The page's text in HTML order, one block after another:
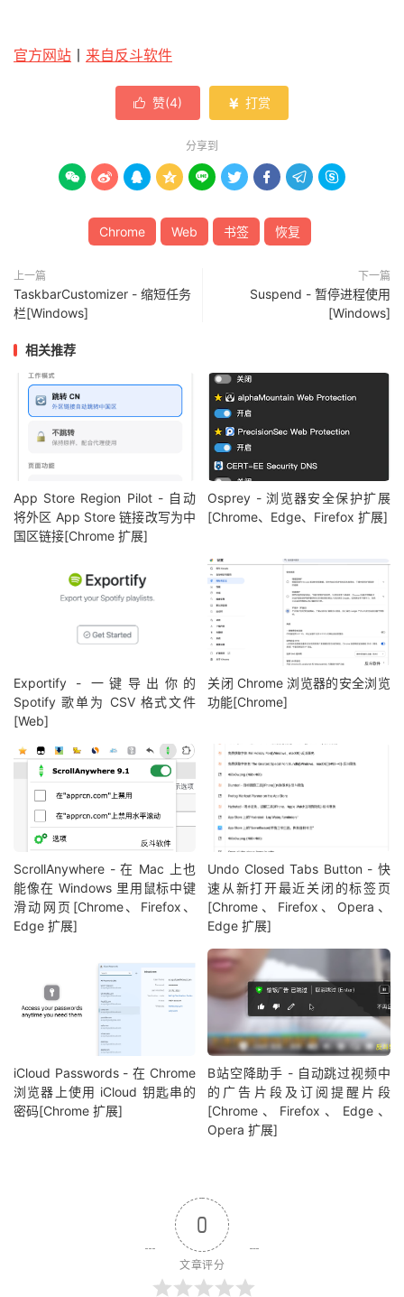
官方网站 来自反斗软件
 赞(4)  打赏
分享到
        
Chrome Web 书签 恢复
上一篇
TaskbarCustomizer - 缩短任务
栏[Windows]
下一篇
Suspend - 暂停进程使用
[Windows]
相关推荐
App Store Region Pilot - 自动
将外区 App Store 链接改写为中
国区链接[Chrome 扩展]
Osprey - 浏览器安全保护扩展
[Chrome、Edge、Firefox 扩展]
Exportify - 一键导出你的
Spotify 歌单为 CSV 格式文件
[Web]
关闭 Chrome 浏览器的安全浏览
功能[Chrome]
ScrollAnywhere - 在 Mac 上也
能像在 Windows 里用鼠标中键
滑动网页[Chrome、Firefox、
Edge 扩展]
Undo Closed Tabs Button - 快
速从新打开最近关闭的标签页
[Chrome、Firefox、Opera、
Edge 扩展]
iCloud Passwords - 在 Chrome
浏览器上使用 iCloud 钥匙串的
密码[Chrome 扩展]
B站空降助手 - 自动跳过视频中
的广告片段及订阅提醒片段
[Chrome、Firefox、Edge、
Opera 扩展]
0
文章评分